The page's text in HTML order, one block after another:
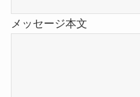
メッセージ本文